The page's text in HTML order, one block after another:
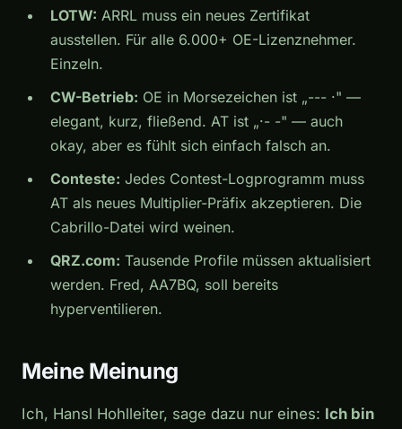
LOTW: ARRL muss ein neues Zertifikat
ausstellen. Für alle 6.000+ OE-Lizenznehmer.
Einzeln.
CW-Betrieb: OE in Morsezeichen ist „--- ·" —
elegant, kurz, fließend. AT ist „·- -" — auch
okay, aber es fühlt sich einfach falsch an.
Conteste: Jedes Contest-Logprogramm muss
AT als neues Multiplier-Präfix akzeptieren. Die
Cabrillo-Datei wird weinen.
QRZ.com: Tausende Profile müssen aktualisiert
werden. Fred, AA7BQ, soll bereits
hyperventilieren.
Meine Meinung
Ich, Hansl Hohlleiter, sage dazu nur eines: Ich bin